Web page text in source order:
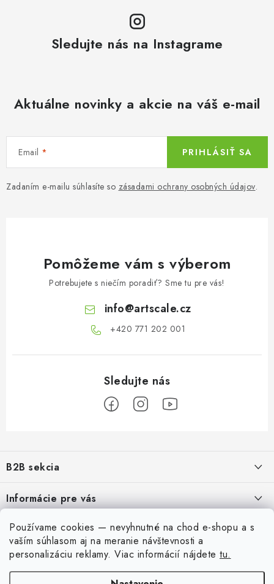
Používame cookies — nevyhnutné na chod e-shopu a s
vaším súhlasom aj na meranie návštevnosti a
personalizáciu reklamy. Viac informácií nájdete tu.
Sledujte nás na Instagrame
Aktuálne novinky a akcie na váš e-mail
Email
Zadaním e-mailu súhlasíte so zásadami ochrany osobných údajov.
PRIHLÁSIŤ SA
Pomôžeme vám s výberom
Potrebujete s niečím poradiť? Sme tu pre vás!
info@artscale.cz
+420 771 202 001​
p
ä
t
B2B sekcia
poskytovanie vhodných služieb a servisu
REGISTRÁCIA
Informácie pre vás
O Nás
Moja objednávka
Kontakty
Pre modelárov
Prevodník modelárskych farieb
Modelársky slovník Art Scale
Môj účet